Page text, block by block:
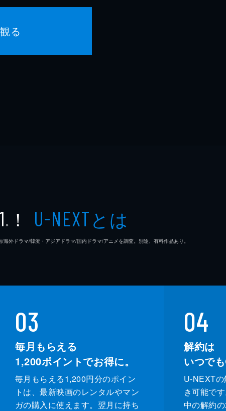
る
※ ！ U-NEXTとは
外ドラマ/韓流・アジアドラマ/国内ドラマ/アニメを調査。別途、有料作品あり。
03
毎月もらえる
1,200ポイントでお得に。
毎月もらえる1,200円分のポイン
トは、最新映画のレンタルやマン
ガの購入に使えます。翌月に持ち
04
解約は
いつでも
U-NEXT
き可能で
中の解約